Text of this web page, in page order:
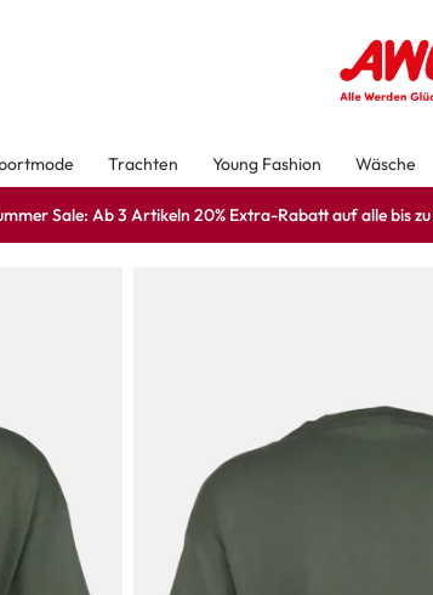
Trachten Young Fashion Wäsche
Sale: Ab 3 Artikeln 20% Extra-Rabatt auf alle bis zu